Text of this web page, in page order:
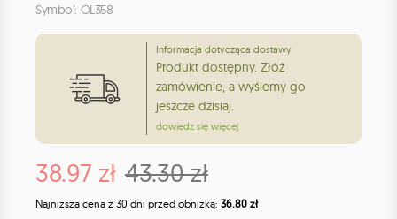
Symbol: OL358
Informacja dotycząca dostawy
Produkt dostępny. Złóż
zamówienie, a wyślemy go
jeszcze dzisiaj.
dowiedz się więcej
38.97 zł 43.30 zł
Najniższa cena z 30 dni przed obniżką: 36.80 zł